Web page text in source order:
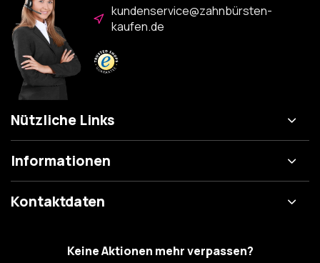
kundenservice@zahnbürsten-
kaufen.de
Nützliche Links
Informationen
Kontaktdaten
Keine Aktionen mehr verpassen?